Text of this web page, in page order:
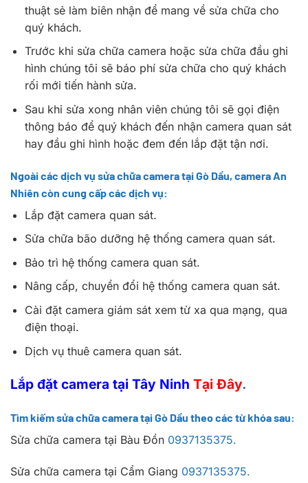
thuật sẻ làm biên nhận để mang về sửa chữa cho
quý khách.
Trước khi sửa chữa camera hoặc sửa chữa đầu ghi
hình chúng tôi sẽ báo phí sửa chữa cho quý khách
rối mới tiến hành sửa.
Sau khi sửa xong nhân viên chúng tôi sẽ gọi điện
thông báo để quý khách đến nhận camera quan sát
hay đầu ghi hình hoặc đem đến lắp đặt tận nơi.
Ngoài các dịch vụ sửa chữa camera tại Gò Dầu, camera An
Nhiên còn cung cấp các dịch vụ:
Lắp đặt camera quan sát.
Sửa chữa bão dưỡng hệ thống camera quan sát.
Bảo trì hệ thống camera quan sát.
Nâng cấp, chuyển đổi hệ thống camera quan sát.
Cài đặt camera giám sát xem từ xa qua mạng, qua
điện thoại.
Dịch vụ thuê camera quan sát.
Lắp đặt camera tại Tây Ninh Tại Đây.
Tìm kiếm sửa chữa camera tại Gò Dầu theo các từ khóa sau:
Sửa chữa camera tại Bàu Đồn 0937135375.
Sửa chữa camera tại Cẩm Giang 0937135375.